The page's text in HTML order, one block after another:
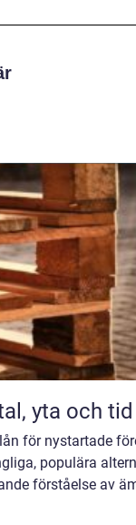
yta och tid
för nystartade
populära
förståelse av